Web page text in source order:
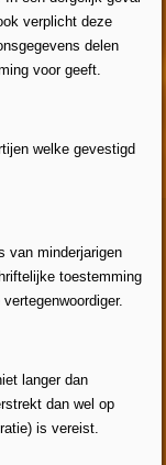
verplicht deze
delen
voor geeft.
welke gevestigd
van minderjarigen
toestemming
langer dan
dan wel op
is vereist.